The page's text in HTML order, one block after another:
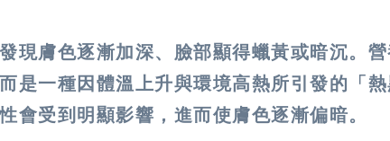
現膚色逐漸加深、臉部顯得蠟黃或暗沉。
是一種因體溫上升與環境高熱所引發的「熱
會受到明顯影響，進而使膚色逐漸偏暗。